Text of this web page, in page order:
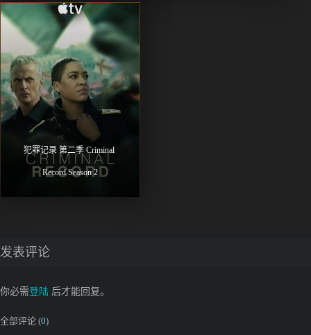
犯罪记录 第二季 Criminal
Record Season 2
发表评论
你必需登陆 后才能回复。
全部评论 (0)